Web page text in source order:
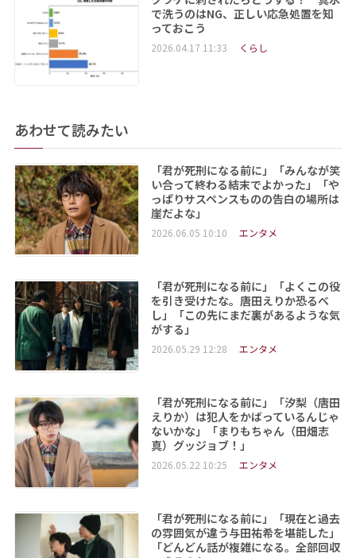
で洗うのはNG、正しい応急処置を知
っておこう
2026.04.17 11:33 くらし
あわせて読みたい
「君が死刑になる前に」「みんなが笑
い合って終わる結末でよかった」「や
っぱりサスペンスものの告白の場所は
崖だよな」
2026.06.05 10:10 エンタメ
「君が死刑になる前に」「よくこの役
を引き受けたな。唐田えりか恐るべ
し」「この先にまだ裏があるような気
がする」
2026.05.29 12:28 エンタメ
「君が死刑になる前に」「汐梨（唐田
えりか）は犯人をかばっているんじゃ
ないかな」「まりもちゃん（田畑志
真）グッジョブ！」
2026.05.22 10:25 エンタメ
「君が死刑になる前に」「現在と過去
の雰囲気が違う与田祐希を堪能した」
「どんどん話が複雑になる。全部回収